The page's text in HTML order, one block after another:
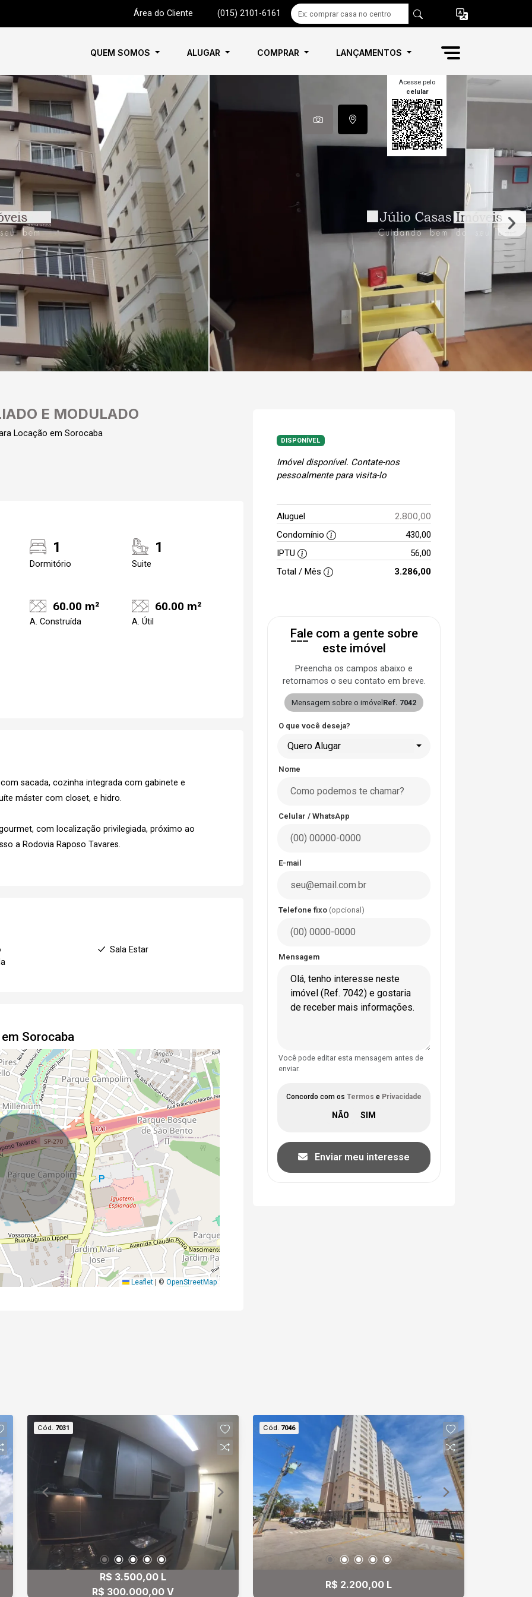
Área do Cliente (015) 2101-6161
QUEM SOMOS ALUGAR COMPRAR LANÇAMENTOS
Acesse pelo
celular
E MODULADO
Locação em Sorocaba
1
Dormitório
1
Suite
60.00 m²
A. Construída
60.00 m²
A. Útil
sacada, cozinha integrada com gabinete e
máster com closet, e hidro.
com localização privilegiada, próximo ao
a Rodovia Raposo Tavares.
Sala Estar
Sorocaba
Leaflet | © OpenStreetMap
DISPONÍVEL
Imóvel disponível. Contate-nos
pessoalmente para visita-lo
Aluguel 2.800,00
Condomínio
430,00
IPTU
56,00
Total / Mês
3.286,00
Fale com a gente sobre
este imóvel
Preencha os campos abaixo e
retornamos o seu contato em breve.
Mensagem sobre o imóvel Ref. 7042
O que você deseja?
Quero Alugar
Nome
Celular / WhatsApp
E-mail
Telefone fixo (opcional)
Mensagem
Você pode editar esta mensagem antes de
enviar.
Concordo com os Termos e Privacidade
Enviar meu interesse
Cód. 7031
R$ 3.500,00 L
R$ 300.000,00 V
Cód. 7046
R$ 2.200,00 L